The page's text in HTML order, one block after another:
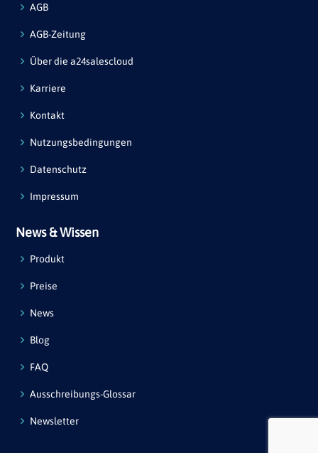
AGB
AGB-Zeitung
Über die a24salescloud
Karriere
Kontakt
Nutzungsbedingungen
Datenschutz
Impressum
News & Wissen
Produkt
Preise
News
Blog
FAQ
Ausschreibungs-Glossar
Newsletter